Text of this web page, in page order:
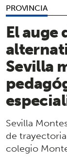
PROVINCIA
El auge
Sevilla
Sevilla
de
colegio